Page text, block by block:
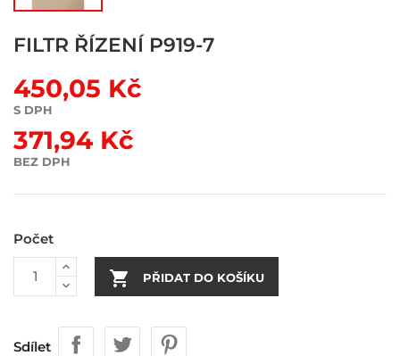
FILTR ŘÍZENÍ P919-7
450,05 Kč
S DPH
371,94 Kč
BEZ DPH
Počet
 PŘIDAT DO KOŠÍKU
Sdílet